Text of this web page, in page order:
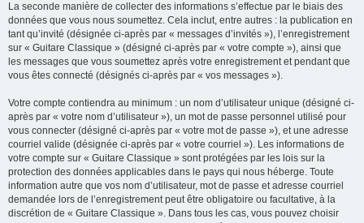
La seconde manière de collecter des informations s’effectue par le biais des
données que vous nous soumettez. Cela inclut, entre autres : la publication en
tant qu’invité (désignée ci-après par « messages d’invités »), l’enregistrement
sur « Guitare Classique » (désigné ci-après par « votre compte »), ainsi que
les messages que vous soumettez après votre enregistrement et pendant que
vous êtes connecté (désignés ci-après par « vos messages »).
Votre compte contiendra au minimum : un nom d’utilisateur unique (désigné ci-
après par « votre nom d’utilisateur »), un mot de passe personnel utilisé pour
vous connecter (désigné ci-après par « votre mot de passe »), et une adresse
courriel valide (désignée ci-après par « votre courriel »). Les informations de
votre compte sur « Guitare Classique » sont protégées par les lois sur la
protection des données applicables dans le pays qui nous héberge. Toute
information autre que vos nom d’utilisateur, mot de passe et adresse courriel
demandée lors de l’enregistrement peut être obligatoire ou facultative, à la
discrétion de « Guitare Classique ». Dans tous les cas, vous pouvez choisir